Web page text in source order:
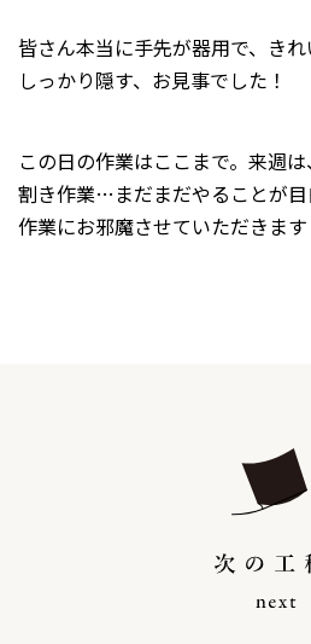
皆さん本当に手先が器用で、き
しっかり隠す、お見事でした！
この日の作業はここまで。来週
割き作業…まだまだやることが目
作業にお邪魔させていただきます